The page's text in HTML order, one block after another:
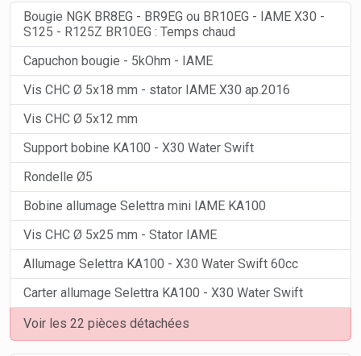
Bougie NGK BR8EG - BR9EG ou BR10EG - IAME X30 -
S125 - R125Z BR10EG : Temps chaud
Capuchon bougie - 5kOhm - IAME
Vis CHC Ø 5x18 mm - stator IAME X30 ap.2016
Vis CHC Ø 5x12 mm
Support bobine KA100 - X30 Water Swift
Rondelle Ø5
Bobine allumage Selettra mini IAME KA100
Vis CHC Ø 5x25 mm - Stator IAME
Allumage Selettra KA100 - X30 Water Swift 60cc
Carter allumage Selettra KA100 - X30 Water Swift
Voir les 22 pièces détachées